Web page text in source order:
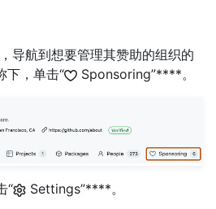
导航到想要管理其赞助的组织的
下，单击“
Sponsoring”****。
“
Settings”****。